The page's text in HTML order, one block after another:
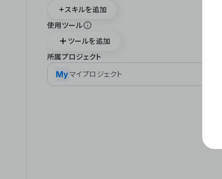
スキルを追加
使用ツール
ツールを追加
所属プロジェクト
Myマイプロジェクト